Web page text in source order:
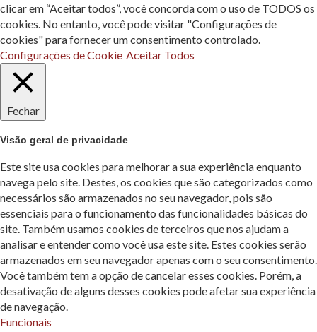
clicar em “Aceitar todos”, você concorda com o uso de TODOS os
cookies. No entanto, você pode visitar "Configurações de
cookies" para fornecer um consentimento controlado.
Configurações de Cookie Aceitar Todos
Fechar
Visão geral de privacidade
Este site usa cookies para melhorar a sua experiência enquanto
navega pelo site. Destes, os cookies que são categorizados como
necessários são armazenados no seu navegador, pois são
essenciais para o funcionamento das funcionalidades básicas do
site. Também usamos cookies de terceiros que nos ajudam a
analisar e entender como você usa este site. Estes cookies serão
armazenados em seu navegador apenas com o seu consentimento.
Você também tem a opção de cancelar esses cookies. Porém, a
desativação de alguns desses cookies pode afetar sua experiência
de navegação.
Funcionais